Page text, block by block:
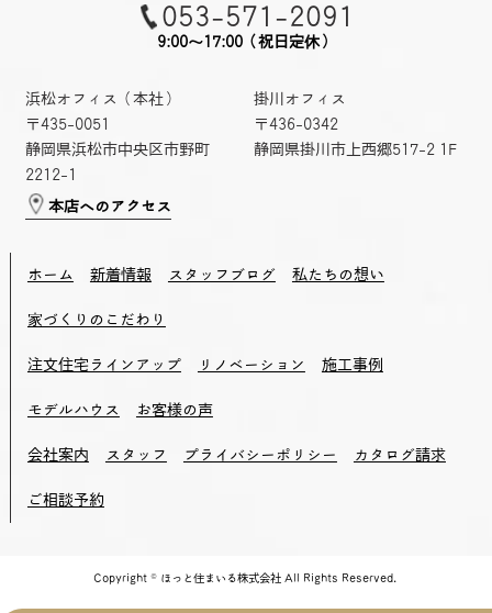
053-571-2091
9:00～17:00（祝日定休）
浜松オフィス（本社）
〒435-0051
静岡県浜松市中央区市野町
2212-1
本店へのアクセス
掛川オフィス
〒436-0342
静岡県掛川市上西郷517-2 1F
ホーム 新着情報 スタッフブログ 私たちの想い
家づくりのこだわり
注文住宅ラインアップ リノベーション 施工事例
モデルハウス お客様の声
会社案内 スタッフ プライバシーポリシー カタログ請求
ご相談予約
Copyright © ほっと住まいる株式会社 All Rights Reserved.